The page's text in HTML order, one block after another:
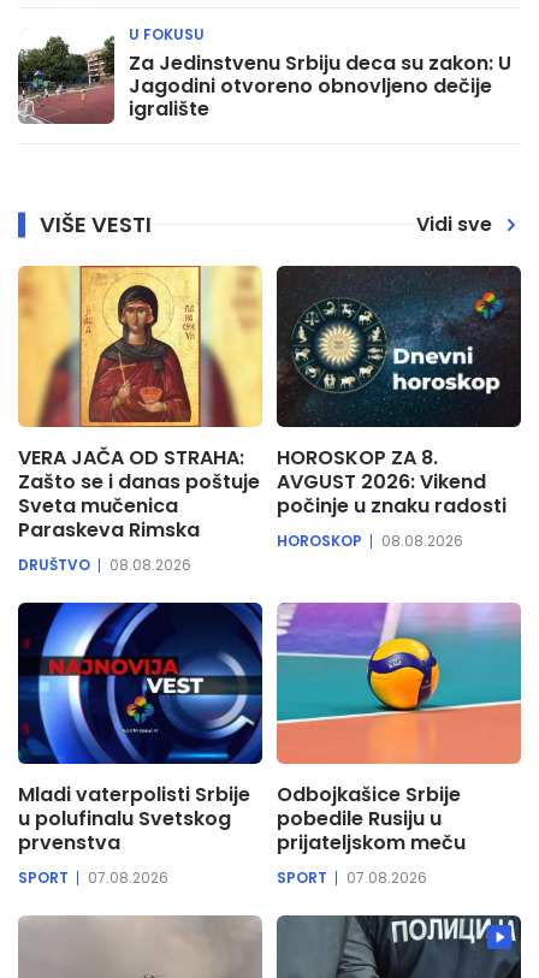
Za Jedinstvenu Srbiju deca su zakon: U
Jagodini otvoreno obnovljeno dečije
igralište
U FOKUSU
VIŠE VESTI Vidi sve
VERA JAČA OD STRAHA:
Zašto se i danas poštuje
Sveta mučenica
Paraskeva Rimska
DRUŠTVO 08.08.2026
HOROSKOP ZA 8.
AVGUST 2026: Vikend
počinje u znaku radosti
HOROSKOP 08.08.2026
Mladi vaterpolisti Srbije
u polufinalu Svetskog
prvenstva
SPORT 07.08.2026
Odbojkašice Srbije
pobedile Rusiju u
prijateljskom meču
SPORT 07.08.2026